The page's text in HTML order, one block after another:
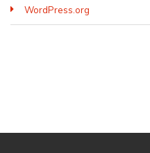
WordPress.org